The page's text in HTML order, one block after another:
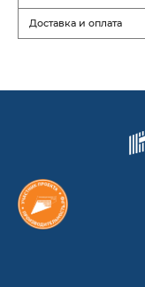
Доставка и оплата